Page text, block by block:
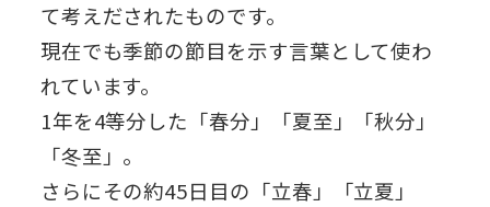
て考えだされたものです。
現在でも季節の節目を示す言葉として使わ
れています。
1年を4等分した「春分」「夏至」「秋分」
「冬至」。
さらにその約45日目の「立春」「立夏」